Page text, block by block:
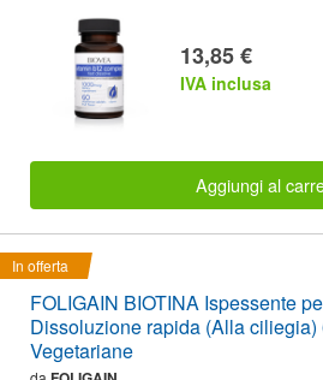
13,85 €
IVA inclusa
Aggiungi al
In offerta
FOLIGAIN BIOTINA Ispessente
Dissoluzione rapida (Alla ciliegia)
Vegetariane